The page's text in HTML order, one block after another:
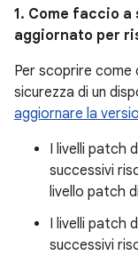
1. Come faccio
aggiornato per
Per scoprire come
sicurezza di un
aggiornare la
I livelli patch
successivi
livello patch
I livelli patch
successivi